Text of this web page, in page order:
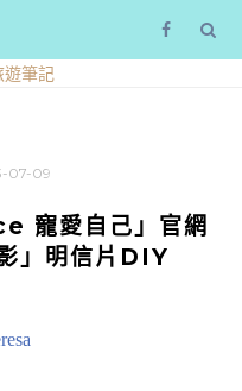
07-09
寵愛自己」官網
」明信片DIY